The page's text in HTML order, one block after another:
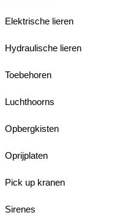
Elektrische lieren
Hydraulische lieren
Toebehoren
Luchthoorns
Opbergkisten
Oprijplaten
Pick up kranen
Sirenes